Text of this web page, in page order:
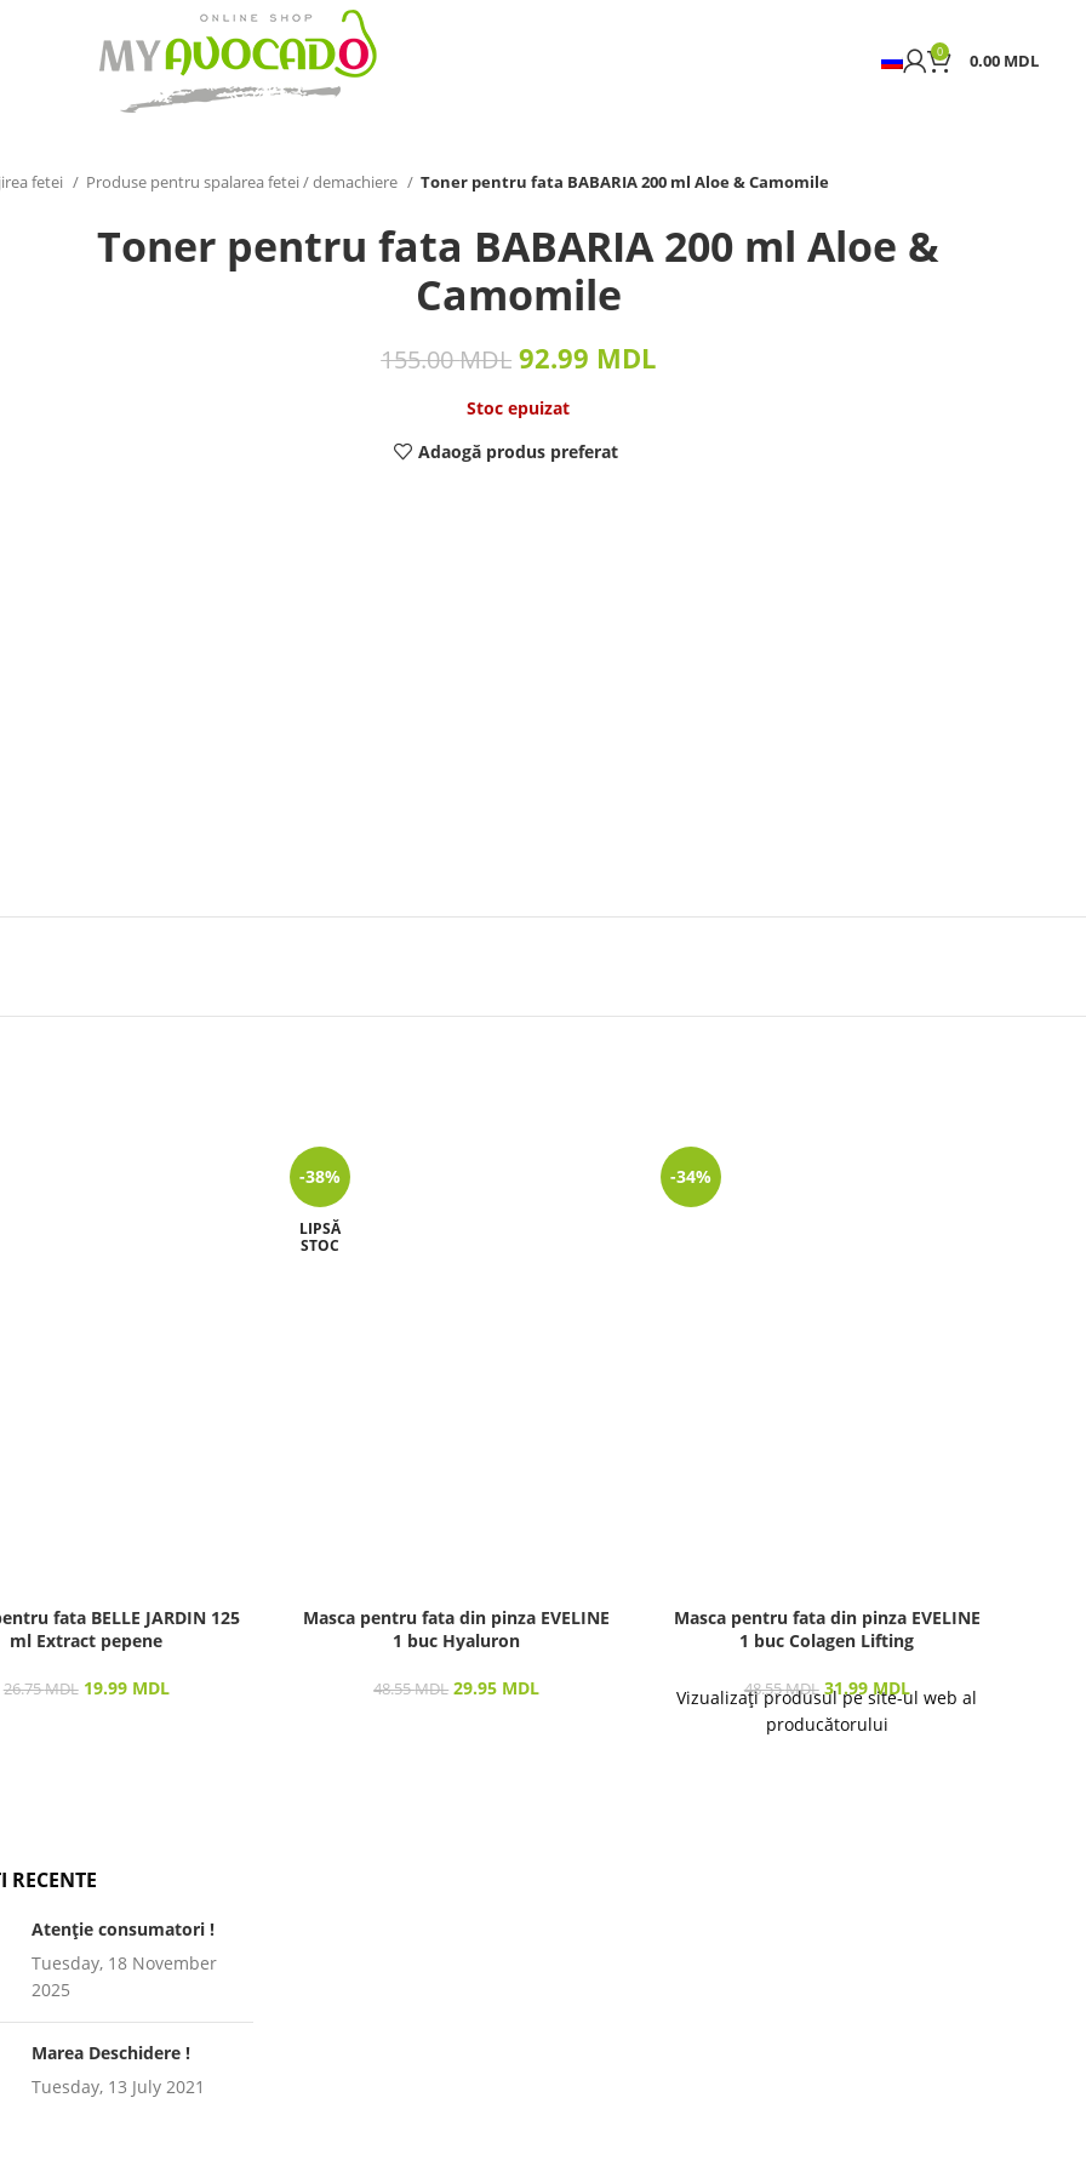
0 0.00 MDL
fetei Produse pentru spalarea fetei / demachiere Toner pentru fata BABARIA 200 ml Aloe & Camomile
Toner pentru fata BABARIA 200 ml Aloe &
Camomile
155.00MDL 92.99 MDL
Stoc epuizat
Adaogă produs preferat
fata BELLE JARDIN 125
ml Extract pepene
26.75MDL 19.99 MDL
-38%
LIPSĂ
STOC
Masca pentru fata din pinza EVELINE
1 buc Hyaluron
48.55MDL 29.95 MDL
-34%
Masca pentru fata din pinza EVELINE
1 buc Colagen Lifting
48.55MDL 31.99 MDL
Vizualizați produsul pe site-ul web al
producătorului
RECENTE
Atenție consumatori !
Tuesday, 18 November
2025
Marea Deschidere !
Tuesday, 13 July 2021